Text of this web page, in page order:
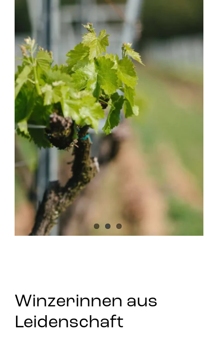
Winzerinnen aus
Leidenschaft